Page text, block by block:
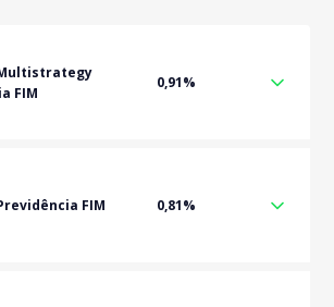
FIM
0,91%
FIM 0,81%